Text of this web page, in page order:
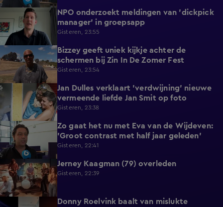
NPO onderzoekt meldingen van 'dickpick
manager' in groepsapp
Gisteren, 23:55
1:32
Bizzey geeft uniek kijkje achter de
schermen bij Zin In De Zomer Fest
Gisteren, 23:54
4:14
Jan Dulles verklaart 'verdwijning' nieuwe
vermeende liefde Jan Smit op foto
Gisteren, 23:38
1:11
Zo gaat het nu met Eva van de Wijdeven:
'Groot contrast met half jaar geleden'
Gisteren, 22:41
2:11 Jerney Kaagman (79) overleden
Gisteren, 22:39
1:44
Donny Roelvink baalt van mislukte